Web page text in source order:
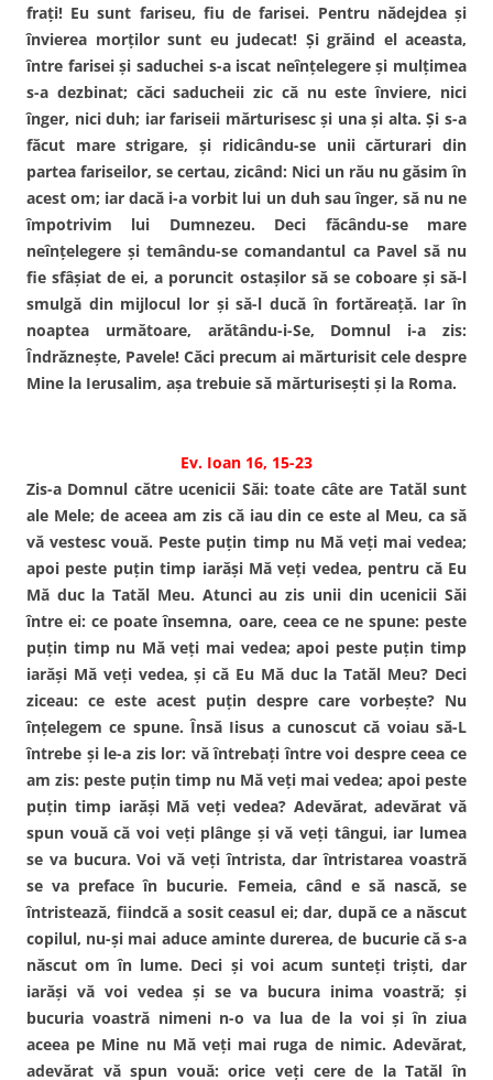
fraţi! Eu sunt fariseu, fiu de farisei. Pentru nădejdea şi
învierea morţilor sunt eu judecat! Şi grăind el aceasta,
între farisei şi saduchei s-a iscat neînţelegere şi mulţimea
s-a dezbinat; căci saducheii zic că nu este înviere, nici
înger, nici duh; iar fariseii mărturisesc şi una şi alta. Şi s-a
făcut mare strigare, şi ridicându-se unii cărturari din
partea fariseilor, se certau, zicând: Nici un rău nu găsim în
acest om; iar dacă i-a vorbit lui un duh sau înger, să nu ne
împotrivim lui Dumnezeu. Deci făcându-se mare
neînţelegere şi temându-se comandantul ca Pavel să nu
fie sfâşiat de ei, a poruncit ostaşilor să se coboare şi să-l
smulgă din mijlocul lor şi să-l ducă în fortăreaţă. Iar în
noaptea următoare, arătându-i-Se, Domnul i-a zis:
Îndrăzneşte, Pavele! Căci precum ai mărturisit cele despre
Mine la Ierusalim, aşa trebuie să mărturiseşti şi la Roma.
Ev. Ioan 16, 15-23
Zis-a Domnul către ucenicii Săi: toate câte are Tatăl sunt
ale Mele; de aceea am zis că iau din ce este al Meu, ca să
vă vestesc vouă. Peste puţin timp nu Mă veţi mai vedea;
apoi peste puţin timp iarăşi Mă veţi vedea, pentru că Eu
Mă duc la Tatăl Meu. Atunci au zis unii din ucenicii Săi
între ei: ce poate însemna, oare, ceea ce ne spune: peste
puţin timp nu Mă veţi mai vedea; apoi peste puţin timp
iarăşi Mă veţi vedea, şi că Eu Mă duc la Tatăl Meu? Deci
ziceau: ce este acest puţin despre care vorbeşte? Nu
înţelegem ce spune. Însă Iisus a cunoscut că voiau să-L
întrebe şi le-a zis lor: vă întrebaţi între voi despre ceea ce
am zis: peste puţin timp nu Mă veţi mai vedea; apoi peste
puţin timp iarăşi Mă veţi vedea? Adevărat, adevărat vă
spun vouă că voi veţi plânge şi vă veţi tângui, iar lumea
se va bucura. Voi vă veţi întrista, dar întristarea voastră
se va preface în bucurie. Femeia, când e să nască, se
întristează, fiindcă a sosit ceasul ei; dar, după ce a născut
copilul, nu-şi mai aduce aminte durerea, de bucurie că s-a
născut om în lume. Deci şi voi acum sunteţi trişti, dar
iarăşi vă voi vedea şi se va bucura inima voastră; şi
bucuria voastră nimeni n-o va lua de la voi şi în ziua
aceea pe Mine nu Mă veţi mai ruga de nimic. Adevărat,
adevărat vă spun vouă: orice veţi cere de la Tatăl în